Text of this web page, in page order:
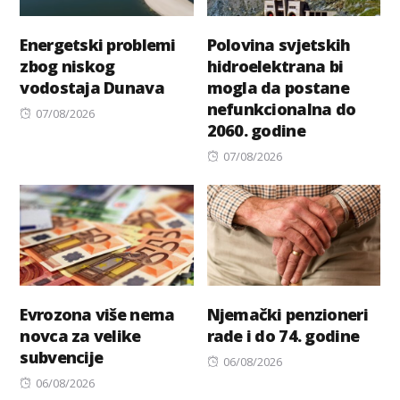
Energetski problemi
zbog niskog
vodostaja Dunava
Posted
07/08/2026
Polovina svjetskih
hidroelektrana bi
mogla da postane
nefunkcionalna do
2060. godine
Posted
07/08/2026
Evrozona više nema
novca za velike
subvencije
Posted
06/08/2026
Njemački penzioneri
rade i do 74. godine
Posted
06/08/2026